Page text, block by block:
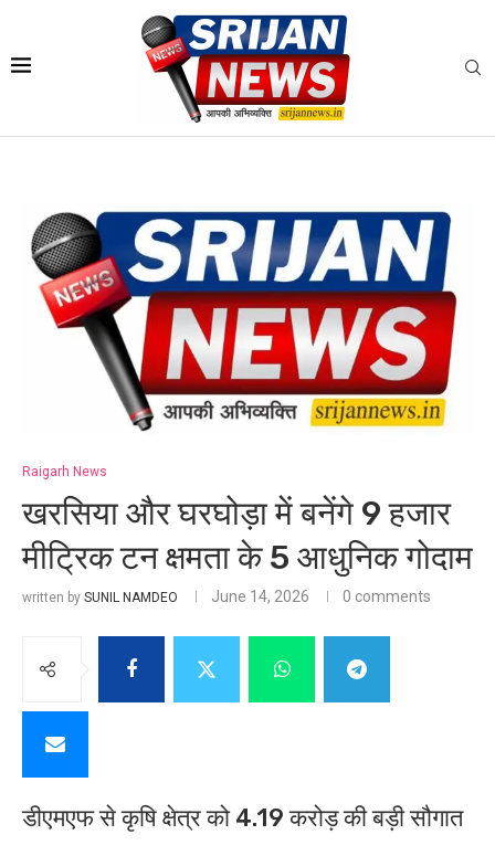
Raigarh News
खरसिया और घरघोड़ा में बनेंगे 9 हजार
मीट्रिक टन क्षमता के 5 आधुनिक गोदाम
written by SUNIL NAMDEO June 14, 2026 0 comments
डीएमएफ से कृषि क्षेत्र को 4.19 करोड़ की बड़ी सौगात